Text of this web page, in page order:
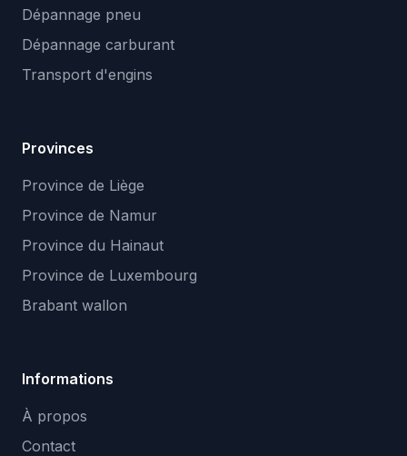
Dépannage pneu
Dépannage carburant
Transport d'engins
Provinces
Province de Liège
Province de Namur
Province du Hainaut
Province de Luxembourg
Brabant wallon
Informations
À propos
Contact